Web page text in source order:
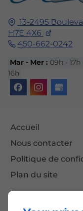
13-2495
H7E 4X6
450-662-0242
Mar - Mer : 09h - 17h
16h
Accueil
Nous contacter
Politique de
Plan du site